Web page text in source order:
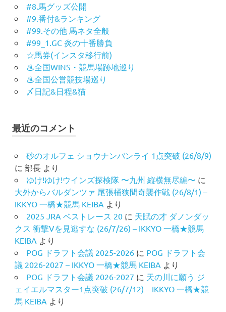
#8.馬グッズ公開
#9.番付&ランキング
#99.その他 馬ネタ全般
#99_1.GC 炎の十番勝負
☆馬券(インスタ移行前)
♨︎全国WINS・競馬場跡地巡り
♨︎全国公営競技場巡り
〆日記&日程&猫
最近のコメント
砂のオルフェ ショウナンバンライ 1点突破 (26/8/9)
に 部長より
ゆけ!ゆけ!ウインズ探検隊 〜九州 縦横無尽編〜 に
大外からバルダンツァ 尾張桶狭間奇襲作戦 (26/8/1) –
IKKYO 一橋★競馬 KEIBA より
2025 JRA ベストレース 20に 天賦の才 ダノンダッ
クス 衝撃Vを見逃すな (26/7/26) – IKKYO 一橋★競馬
KEIBA より
POG ドラフト会議 2025-2026に POG ドラフト会
議 2026-2027 – IKKYO 一橋★競馬 KEIBA より
POG ドラフト会議 2026-2027 に 天の川に願う ジ
ェイエルマスター1点突破 (26/7/12) – IKKYO 一橋★競
馬 KEIBA より